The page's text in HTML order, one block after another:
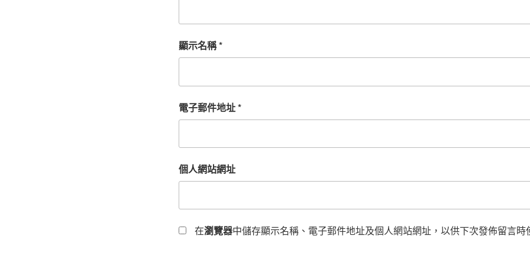
顯示名稱*
電子郵件地址*
個人網站網址
在瀏覽器中儲存顯示名稱、電子郵件地址及個人網站網址，以供下次發佈留言時